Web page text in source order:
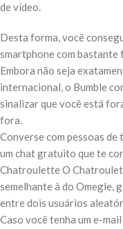
de vídeo.
Desta forma, você
smartphone com bastante
Embora não seja
internacional, o Bumble
sinalizar que você está
fora.
Converse com pessoas
um chat gratuito que te
Chatroulette O
semelhante à do Omegle,
entre dois usuários
Caso você tenha um e-